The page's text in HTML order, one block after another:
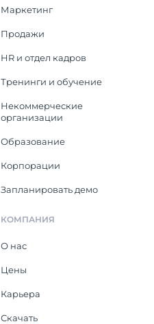
Маркетинг
Продажи
HR и отдел кадров
Тренинги и обучение
Некоммерческие
организации
Образование
Корпорации
Запланировать демо
КОМПАНИЯ
О нас
Цены
Карьера
Скачать